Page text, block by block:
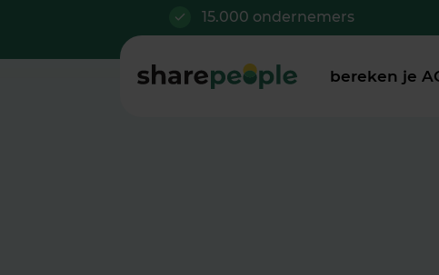
15.000 ondernemers
bereken je